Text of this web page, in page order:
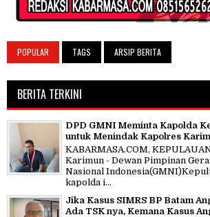
POPULAR TAGS ARSIP BERITA
BERITA TERKINI
DPD GMNI Meminta Kapolda
untuk Menindak Kapolres
KABARMASA.COM,
Karimun - Dewan Pimpinan
Nasional
kapolda i...
Jika Kasus SIMRS BP Batam
Ada TSK nya, Kemana Kasus